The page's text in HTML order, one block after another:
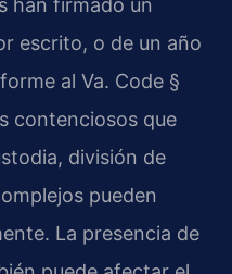
han firmado un
escrito, o de un año
al Va. Code §
contenciosos que
división de
pueden
La presencia de